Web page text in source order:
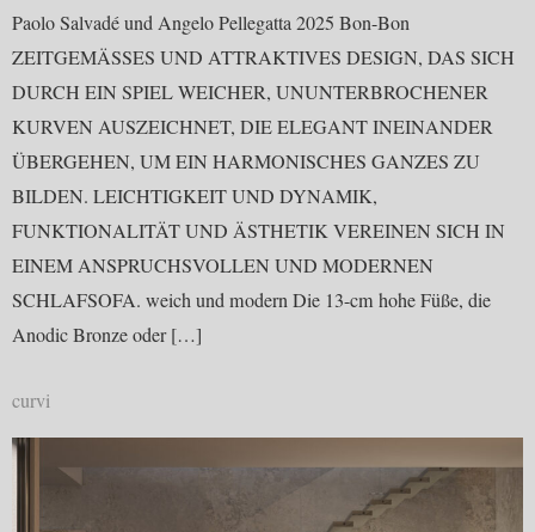
Paolo Salvadé und Angelo Pellegatta 2025 Bon-Bon
ZEITGEMÄSSES UND ATTRAKTIVES DESIGN, DAS SICH
DURCH EIN SPIEL WEICHER, UNUNTERBROCHENER
KURVEN AUSZEICHNET, DIE ELEGANT INEINANDER
ÜBERGEHEN, UM EIN HARMONISCHES GANZES ZU
BILDEN. LEICHTIGKEIT UND DYNAMIK,
FUNKTIONALITÄT UND ÄSTHETIK VEREINEN SICH IN
EINEM ANSPRUCHSVOLLEN UND MODERNEN
SCHLAFSOFA. weich und modern Die 13-cm hohe Füße, die
Anodic Bronze oder […]
curvi